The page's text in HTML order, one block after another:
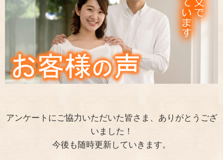
アンケートにご協力いただいた皆さま、ありがとうござ
いました！
今後も随時更新していきます。